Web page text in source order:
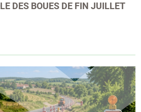
DES BOUES DE FIN JUILLET